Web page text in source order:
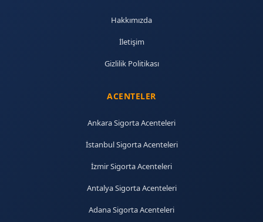
Hakkımızda
İletişim
Gizlilik Politikası
ACENTELER
Ankara Sigorta Acenteleri
İstanbul Sigorta Acenteleri
İzmir Sigorta Acenteleri
Antalya Sigorta Acenteleri
Adana Sigorta Acenteleri